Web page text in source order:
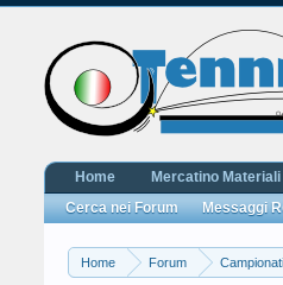
Home Forum
Home Mercatino Materiali
Cerca nei Forum
Messaggi